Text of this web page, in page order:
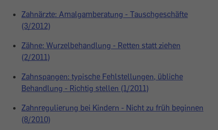
Zahnärzte: Amalgamberatung - Tauschgeschäfte
(3/2012)
Zähne: Wurzelbehandlung - Retten statt ziehen
(2/2011)
Zahnspangen: typische Fehlstellungen, übliche
Behandlung - Richtig stellen (1/2011)
Zahnregulierung bei Kindern - Nicht zu früh beginnen
(8/2010)